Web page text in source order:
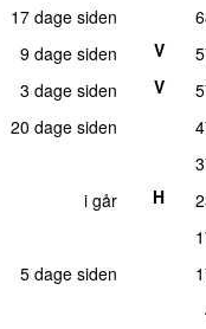
17 dage siden
9 dage siden V
3 dage siden V
20 dage siden
i går H
5 dage siden